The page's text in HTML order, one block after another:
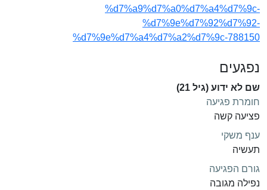
%d7%a9%d7%a0%d7%a4%d7%9c-
%d7%9e%d7%92%d7%92-
%d7%9e%d7%a4%d7%a2%d7%9c-788150
נפגעים
שם לא ידוע (גיל 21)
חומרת פגיעה
פציעה קשה
ענף משקי
תעשיה
גורם הפגיעה
נפילה מגובה